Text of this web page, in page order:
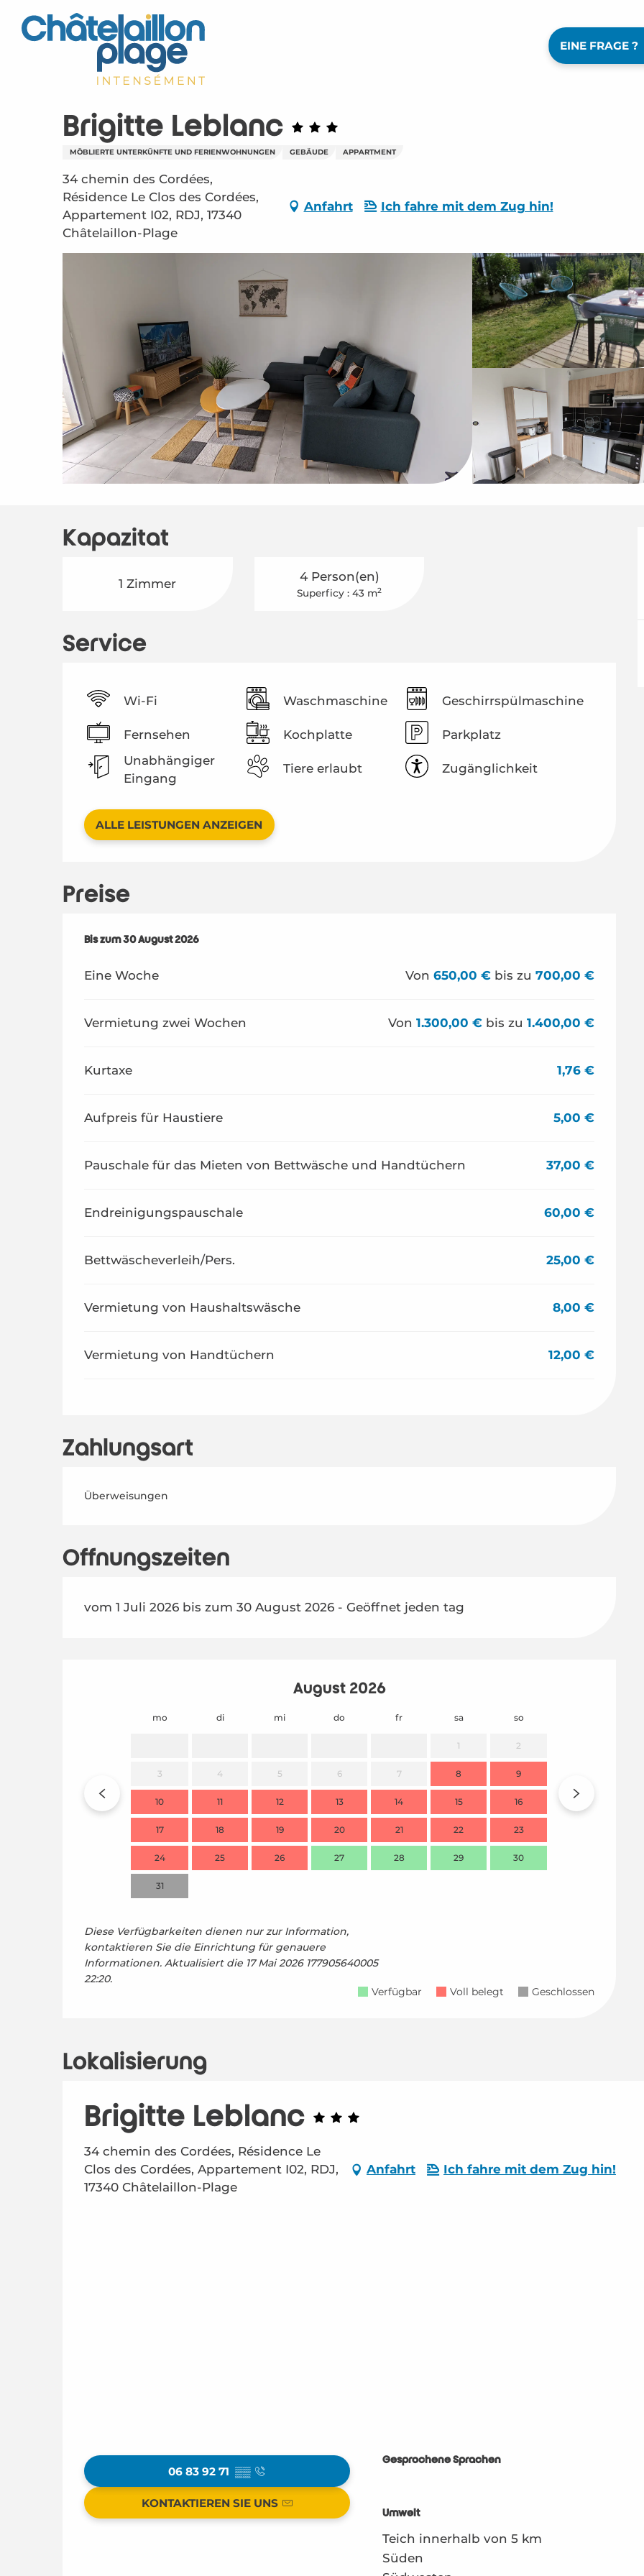
contenu
EINE FRAGE ?
Brigitte Leblanc
MÖBLIERTE UNTERKÜNFTE UND FERIENWOHNUNGEN GEBÄUDE APPARTMENT
34 chemin des Cordées,
Résidence Le Clos des Cordées,
Appartement I02, RDJ, 17340
Châtelaillon-Plage
Anfahrt Ich fahre mit dem Zug hin!
Kapazität
1 Zimmer 4 Person(en)
Superficy : 43 m2
Service
Wi-Fi Waschmaschine Geschirrspülmaschine
Fernsehen Kochplatte
Parkplatz
Unabhängiger
Eingang
Tiere erlaubt Zugänglichkeit
ALLE LEISTUNGEN ANZEIGEN
Preise
ab1 Juli 2026bis zum30 August 2026
Bis zum30 August 2026
Eine Woche Von650,00 € bis zu700,00 €
Vermietung zwei Wochen Von1.300,00 € bis zu1.400,00 €
Kurtaxe 1,76 €
Aufpreis für Haustiere 5,00 €
Pauschale für das Mieten von Bettwäsche und Handtüchern 37,00 €
Endreinigungspauschale 60,00 €
Bettwäscheverleih/Pers. 25,00 €
Vermietung von Haushaltswäsche 8,00 €
Vermietung von Handtüchern 12,00 €
Zahlungsart
Überweisungen
Öffnungszeiten
vom 1 Juli 2026 bis zum 30 August 2026 - Geöffnet jeden tag
August 2026
mo di mi do fr sa so
1 2
3 4 5 6 7 8 9
10 11 12 13 14 15 16
17 18 19 20 21 22 23
24 25 26 27 28 29 30
31
Diese Verfügbarkeiten dienen nur zur Information,
kontaktieren Sie die Einrichtung für genauere
Informationen.Aktualisiert die 17 Mai 2026 177905640005
22:20.
Verfügbar
Voll belegt Geschlossen
Lokalisierung
Brigitte Leblanc
34 chemin des Cordées, Résidence Le
Clos des Cordées, Appartement I02, RDJ,
17340 Châtelaillon-Plage
Anfahrt Ich fahre mit dem Zug hin!
06 83 92 71 ▒▒
KONTAKTIEREN SIE UNS
Gesprochene Sprachen
Gesprochene Sprachen
Umwelt
Umwelt
Teich innerhalb von 5 km
Süden